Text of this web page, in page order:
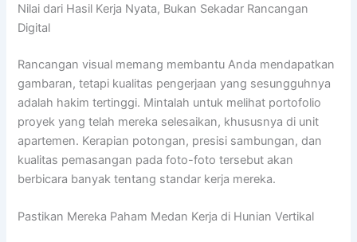
Nilai dari Hasil Kerja Nyata, Bukan Sekadar Rancangan
Digital
Rancangan visual memang membantu Anda mendapatkan
gambaran, tetapi kualitas pengerjaan yang sesungguhnya
adalah hakim tertinggi. Mintalah untuk melihat portofolio
proyek yang telah mereka selesaikan, khususnya di unit
apartemen. Kerapian potongan, presisi sambungan, dan
kualitas pemasangan pada foto-foto tersebut akan
berbicara banyak tentang standar kerja mereka.
Pastikan Mereka Paham Medan Kerja di Hunian Vertikal